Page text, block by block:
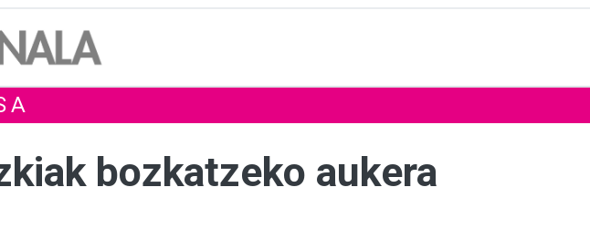
bozkatzeko aukera